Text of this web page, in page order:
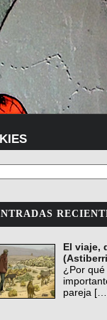
El viaje,
¿Por
pareja